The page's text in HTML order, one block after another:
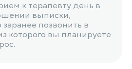
к терапевту день в
выписки,
позвонить в
которого вы планируете